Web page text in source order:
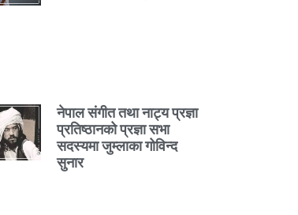
नेपाल संगीत तथा नाट्य प्रज्ञा
प्रतिष्ठानको प्रज्ञा सभा
सदस्यमा जुम्लाका गोविन्द
सुनार